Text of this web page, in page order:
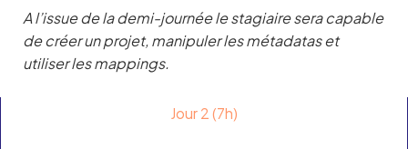
A l’issue de la demi-journée le stagiaire sera capable
de créer un projet, manipuler les métadatas et
utiliser les mappings.
Jour 2 (7h)